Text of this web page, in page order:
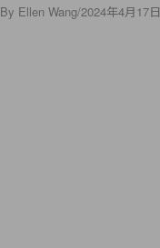
By Ellen Wang/2024年4月17日